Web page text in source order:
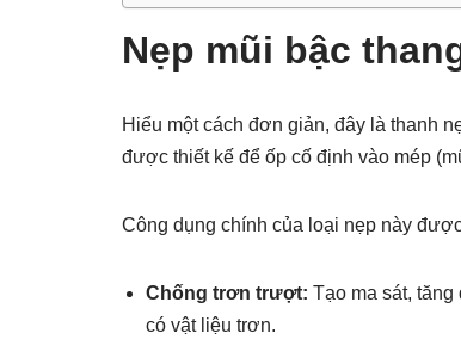
Nẹp mũi bậc
Hiểu một cách đơn giản, đây là thanh
được thiết kế để ốp cố định vào mép
Công dụng chính của loại nẹp này
Chống trơn trượt: Tạo ma sát,
có vật liệu trơn.